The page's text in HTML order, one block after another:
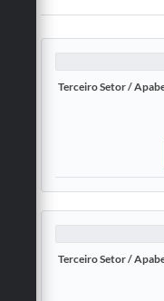
Terceiro Setor /
Terceiro Setor /